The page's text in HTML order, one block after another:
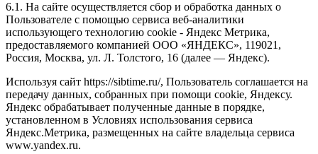
6.1. На сайте осуществляется сбор и обработка данных о
Пользователе с помощью сервиса веб-аналитики
использующего технологию cookie - Яндекс Метрика,
предоставляемого компанией ООО «ЯНДЕКС», 119021,
Россия, Москва, ул. Л. Толстого, 16 (далее — Яндекс).
Используя сайт https://sibtime.ru/, Пользователь соглашается на
передачу данных, собранных при помощи cookie, Яндексу.
Яндекс обрабатывает полученные данные в порядке,
установленном в Условиях использования сервиса
Яндекс.Метрика, размещенных на сайте владельца сервиса
www.yandex.ru.